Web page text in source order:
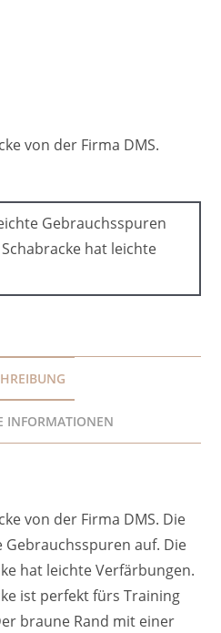
von der Firma DMS.
Gebrauchsspuren
hat leichte
INFORMATIONEN
von der Firma DMS. Die
Gebrauchsspuren auf. Die
hat leichte Verfärbungen.
ist perfekt fürs Training
braune Rand mit einer